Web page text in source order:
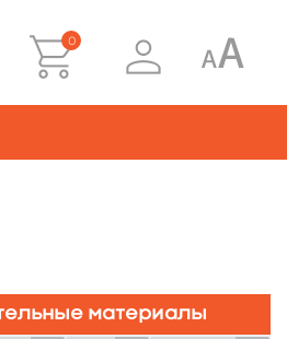
0
материалы